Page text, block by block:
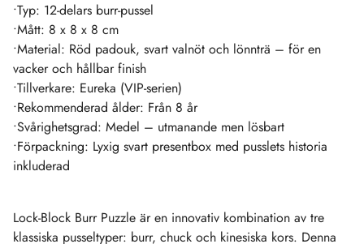
•Typ: 12-delars burr-pussel
•Mått: 8 x 8 x 8 cm
•Material: Röd padouk, svart valnöt och lönnträ – för en
vacker och hållbar finish
•Tillverkare: Eureka (VIP-serien)
•Rekommenderad ålder: Från 8 år
•Svårighetsgrad: Medel – utmanande men lösbart
•Förpackning: Lyxig svart presentbox med pusslets historia
inkluderad
Lock-Block Burr Puzzle är en innovativ kombination av tre
klassiska pusseltyper: burr, chuck och kinesiska kors. Denna